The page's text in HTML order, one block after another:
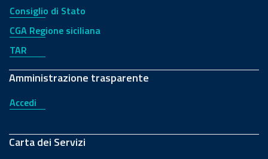
Consiglio di Stato
CGA Regione siciliana
TAR
Amministrazione trasparente
Accedi
Carta dei Servizi